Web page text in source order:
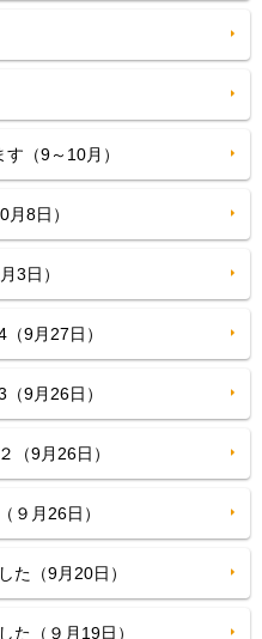
（9～10月）
8日）
3日）
9月27日）
9月26日）
（9月26日）
９月26日）
た（9月20日）
た（９月19日）